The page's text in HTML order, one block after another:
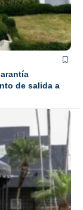
de salida a